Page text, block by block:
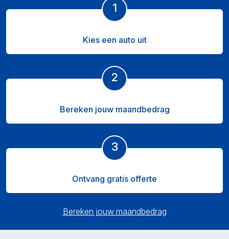
1
Kies een auto uit
2
Bereken jouw maandbedrag
3
Ontvang gratis offerte
Bereken jouw maandbedrag